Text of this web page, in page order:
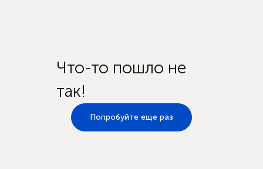
Что-то пошло не
так!
Попробуйте еще раз